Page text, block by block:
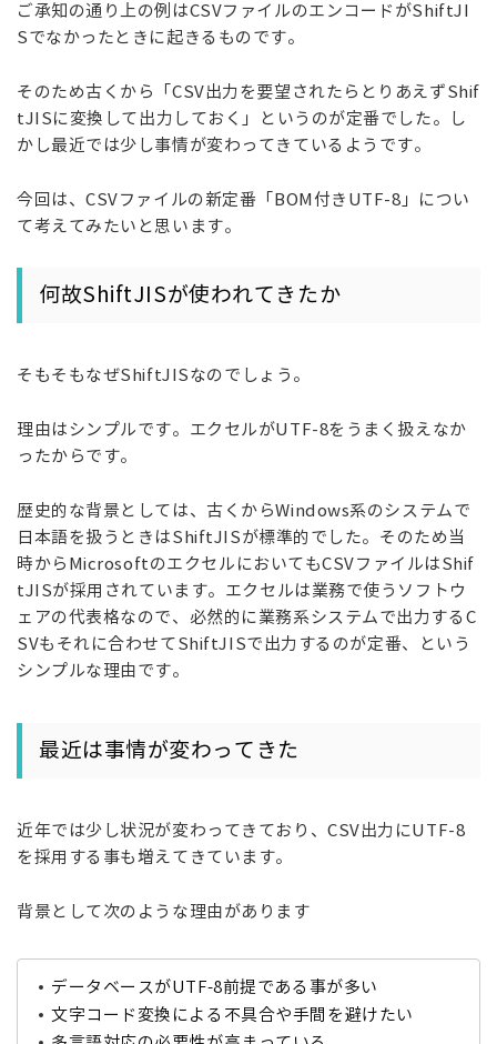
ご承知の通り上の例はCSVファイルのエンコードがShiftJI
Sでなかったときに起きるものです。
そのため古くから「CSV出力を要望されたらとりあえずShif
tJISに変換して出力しておく」というのが定番でした。し
かし最近では少し事情が変わってきているようです。
今回は、CSVファイルの新定番「BOM付きUTF-8」につい
て考えてみたいと思います。
何故ShiftJISが使われてきたか
そもそもなぜShiftJISなのでしょう。
理由はシンプルです。エクセルがUTF-8をうまく扱えなか
ったからです。
歴史的な背景としては、古くからWindows系のシステムで
日本語を扱うときはShiftJISが標準的でした。そのため当
時からMicrosoftのエクセルにおいてもCSVファイルはShif
tJISが採用されています。エクセルは業務で使うソフトウ
ェアの代表格なので、必然的に業務系システムで出力するC
SVもそれに合わせてShiftJISで出力するのが定番、という
シンプルな理由です。
最近は事情が変わってきた
近年では少し状況が変わってきており、CSV出力にUTF-8
を採用する事も増えてきています。
背景として次のような理由があります
データベースがUTF-8前提である事が多い
文字コード変換による不具合や手間を避けたい